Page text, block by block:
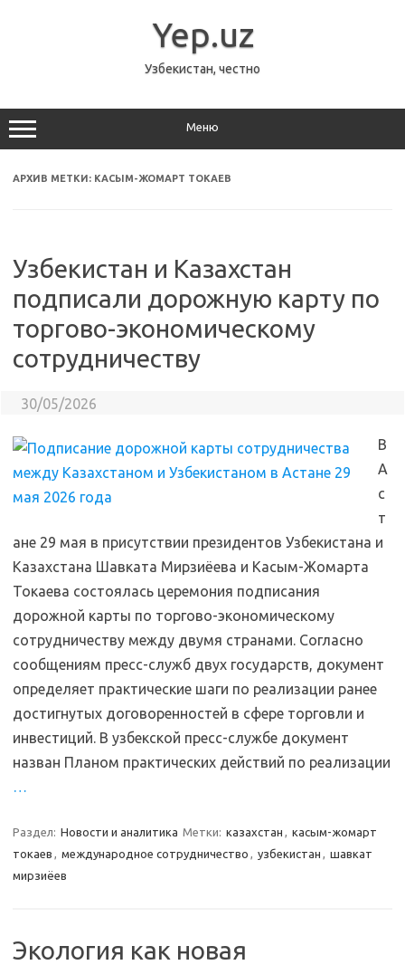
Yep.uz
Узбекистан, честно
Меню
АРХИВ МЕТКИ: КАСЫМ-ЖОМАРТ ТОКАЕВ
Узбекистан и Казахстан
подписали дорожную карту по
торгово-экономическому
сотрудничеству
30/05/2026
В
А
с
т
ане 29 мая в присутствии президентов Узбекистана и
Казахстана Шавката Мирзиёева и Касым-Жомарта
Токаева состоялась церемония подписания
дорожной карты по торгово-экономическому
сотрудничеству между двумя странами. Согласно
сообщениям пресс-служб двух государств, документ
определяет практические шаги по реализации ранее
достигнутых договоренностей в сфере торговли и
инвестиций. В узбекской пресс-службе документ
назван Планом практических действий по реализации
…
Раздел: Новости и аналитика Метки: казахстан , касым-жомарт
токаев , международное сотрудничество , узбекистан , шавкат
мирзиёев
Экология как новая